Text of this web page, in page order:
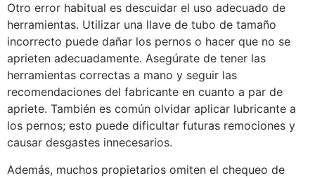
Otro error habitual es descuidar el uso adecuado de
herramientas. Utilizar una llave de tubo de tamaño
incorrecto puede dañar los pernos o hacer que no se
aprieten adecuadamente. Asegúrate de tener las
herramientas correctas a mano y seguir las
recomendaciones del fabricante en cuanto a par de
apriete. También es común olvidar aplicar lubricante a
los pernos; esto puede dificultar futuras remociones y
causar desgastes innecesarios.
Además, muchos propietarios omiten el chequeo de